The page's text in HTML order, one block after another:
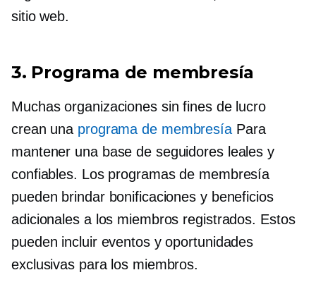
sitio web.
3. Programa de membresía
Muchas organizaciones sin fines de lucro
crean una programa de membresíaPara
mantener una base de seguidores leales y
confiables. Los programas de membresía
pueden brindar bonificaciones y beneficios
adicionales a los miembros registrados. Estos
pueden incluir eventos y oportunidades
exclusivas para los miembros.